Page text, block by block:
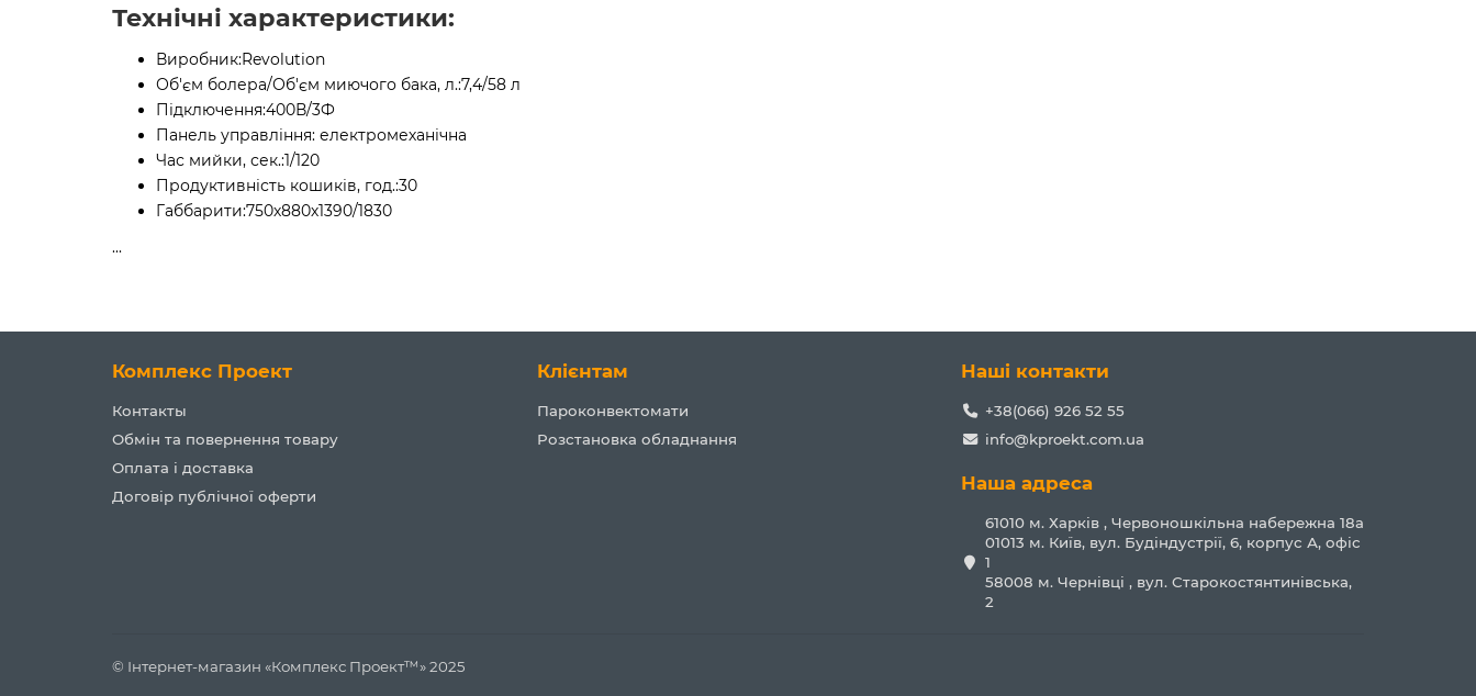
Технічні характеристики:
Виробник:Revolution
Об'єм болера/Об'єм миючого бака, л.:7,4/58 л
Підключення:400В/3Ф
Панель управління: електромеханічна
Час мийки, сек.:1/120
Продуктивність кошиків, год.:30
Габбарити:750х880х1390/1830
...
Комплекс Проект
Контакты
Обмін та повернення товару
Оплата і доставка
Договір публічної оферти
Клієнтам
Пароконвектомати
Розстановка обладнання
Наші контакти
+38(066) 926 52 55
info@kproekt.com.ua
Наша адреса
61010 м. Харків , Червоношкільна набережна 18а
01013 м. Київ, вул. Будіндустрії, 6, корпус А, офіс
1
58008 м. Чернівці , вул. Старокостянтинівська,
2
© Інтернет-магазин «Комплекс Проект™» 2025